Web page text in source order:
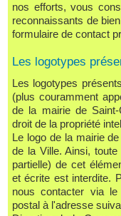
nos efforts, vous
reconnaissants de
formulaire de contact
Les logotypes
Les logotypes présents sur le site Internet Tous les logotypes,
(plus couramment
de la mairie de
droit de la propriété
Le logo de la mairie
de la Ville. Ainsi,
partielle) de cet
et écrite est interdite.
nous contacter via
postal à l'adresse